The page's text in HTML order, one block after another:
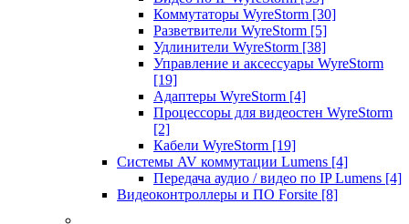
Коммутаторы WyreStorm [30]
Разветвители WyreStorm [5]
Удлинители WyreStorm [38]
Управление и аксессуары WyreStorm
[19]
Адаптеры WyreStorm [4]
Процессоры для видеостен WyreStorm
[2]
Кабели WyreStorm [19]
Системы AV коммутации Lumens [4]
Передача аудио / видео по IP Lumens [4]
Видеоконтроллеры и ПО Forsite [8]